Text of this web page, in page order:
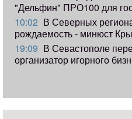
"Дельфин" ПРО100 для
10:02 В Северных
рождаемость - минюст
19:09 В Севастополе
организатор игорного